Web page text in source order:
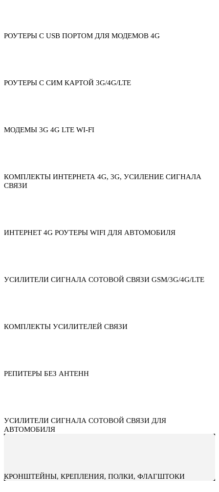
РОУТЕРЫ С USB ПОРТОМ ДЛЯ МОДЕМОВ 4G
РОУТЕРЫ С СИМ КАРТОЙ 3G/4G/LTE
МОДЕМЫ 3G 4G LTE WI-FI
КОМПЛЕКТЫ ИНТЕРНЕТА 4G, 3G, УСИЛЕНИЕ СИГНАЛА
СВЯЗИ
ИНТЕРНЕТ 4G РОУТЕРЫ WIFI ДЛЯ АВТОМОБИЛЯ
УСИЛИТЕЛИ СИГНАЛА СОТОВОЙ СВЯЗИ GSM/3G/4G/LTE
КОМПЛЕКТЫ УСИЛИТЕЛЕЙ СВЯЗИ
РЕПИТЕРЫ БЕЗ АНТЕНН
УСИЛИТЕЛИ СИГНАЛА СОТОВОЙ СВЯЗИ ДЛЯ
АВТОМОБИЛЯ
КРОНШТЕЙНЫ, КРЕПЛЕНИЯ, ПОЛКИ, ФЛАГШТОКИ